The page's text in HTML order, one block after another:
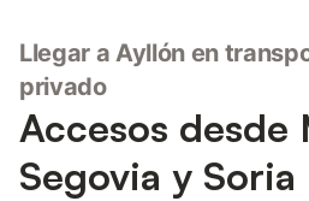
Llegar a Ayllón en
privado
Accesos desde
Segovia y Soria